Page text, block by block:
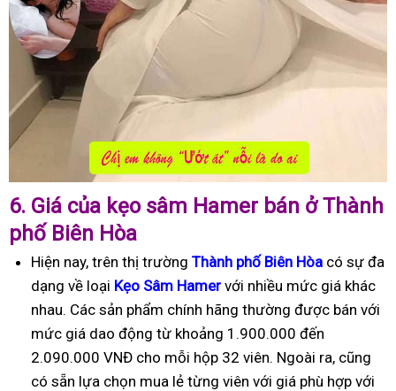
6. Giá của kẹo sâm Hamer bán ở Thành
phố Biên Hòa
Hiện nay, trên thị trường Thành phố Biên Hòa có sự đa
dạng về loại Kẹo Sâm Hamer với nhiều mức giá khác
nhau. Các sản phẩm chính hãng thường được bán với
mức giá dao động từ khoảng 1.900.000 đến
2.090.000 VNĐ cho mỗi hộp 32 viên. Ngoài ra, cũng
có sẵn lựa chọn mua lẻ từng viên với giá phù hợp với